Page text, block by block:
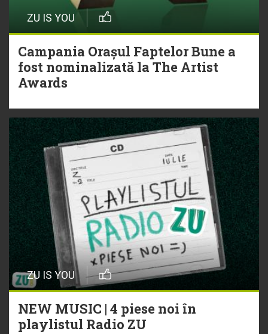
ZU IS YOU
Campania Orașul Faptelor Bune a
fost nominalizată la The Artist
Awards
ZU IS YOU
NEW MUSIC | 4 piese noi în
playlistul Radio ZU